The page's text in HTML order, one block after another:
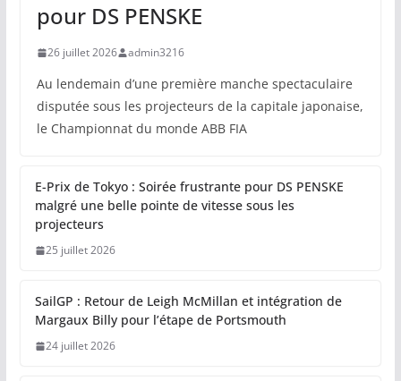
pour DS PENSKE
26 juillet 2026 admin3216
Au lendemain d’une première manche spectaculaire
disputée sous les projecteurs de la capitale japonaise,
le Championnat du monde ABB FIA
E-Prix de Tokyo : Soirée frustrante pour DS PENSKE
malgré une belle pointe de vitesse sous les
projecteurs
25 juillet 2026
SailGP : Retour de Leigh McMillan et intégration de
Margaux Billy pour l’étape de Portsmouth
24 juillet 2026